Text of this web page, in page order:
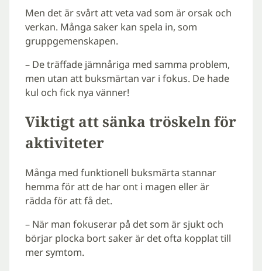
Men det är svårt att veta vad som är orsak och
verkan. Många saker kan spela in, som
gruppgemenskapen.
– De träffade jämnåriga med samma problem,
men utan att buksmärtan var i fokus. De hade
kul och fick nya vänner!
Viktigt att sänka tröskeln för
aktiviteter
Många med funktionell buksmärta stannar
hemma för att de har ont i magen eller är
rädda för att få det.
– När man fokuserar på det som är sjukt och
börjar plocka bort saker är det ofta kopplat till
mer symtom.